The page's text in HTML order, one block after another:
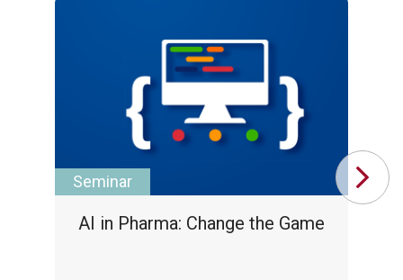
Seminar
AI in Pharma: Change the Game